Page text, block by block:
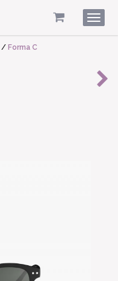
/ Forma C